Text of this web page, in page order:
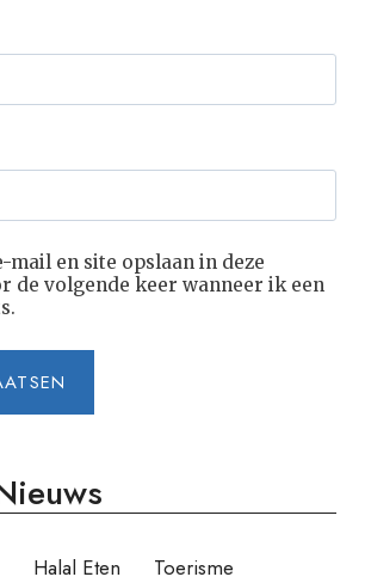
mail en site opslaan in deze
de volgende keer wanneer ik een
Halal Eten Toerisme